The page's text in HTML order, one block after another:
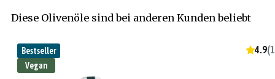
Diese Olivenöle sind bei anderen Kunden beliebt
Bestseller
Vegan
4.9(